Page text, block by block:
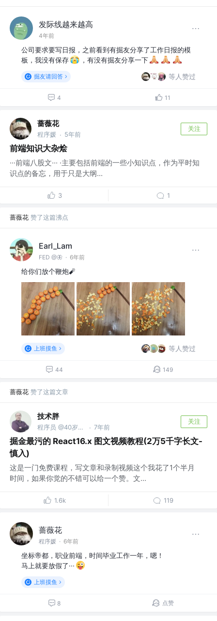
发际线越来越高
4年前
公司要求要写日报，之前看到有掘友分享了工作日报的模
板，我没有保存
，有没有掘友分享一下
掘友请回答 等人赞过
4 11
蔷薇花
程序媛 · 5年前
关注
前端知识大杂烩
···前端八股文··· ·主要包括前端的一些小知识点，作为平时知
识点的备忘，用于只是大纲...
3 1
蔷薇花 赞了这篇沸点
Earl_Lam
FED @🦋 · 6年前
给你们放个鞭炮🧨
上班摸鱼 等人赞过
44 149
蔷薇花 赞了这篇文章
技术胖
程序员 @40岁去当保安了 · 7年前
关注
掘金最污的 React16.x 图文视频教程(2万5千字长文-
慎入)
这是一门免费课程，写文章和录制视频这个我花了1个半月
时间，如果你觉的不错可以给一个赞。文...
1.6k 119
蔷薇花
程序媛 · 6年前
坐标帝都，职业前端，时间毕业工作一年，嗯！
马上就要放假了···
上班摸鱼
8 点赞